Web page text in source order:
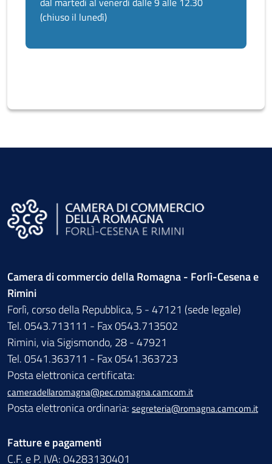
(chiuso il lunedì)
Camera di commercio della Romagna - Forlì-Cesena e
Rimini
Forlì, corso della Repubblica, 5 - 47121 (sede legale)
Tel. 0543.713111 - Fax 0543.713502
Rimini, via Sigismondo, 28 - 47921
Tel. 0541.363711 - Fax 0541.363723
Posta elettronica certificata:
cameradellaromagna@pec.romagna.camcom.it
Posta elettronica ordinaria: segreteria@romagna.camcom.it
Fatture e pagamenti
C.F. e P. IVA: 04283130401